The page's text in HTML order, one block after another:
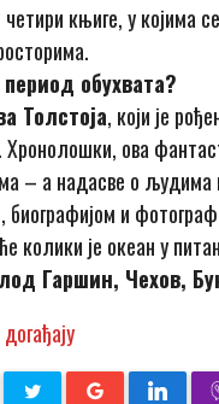
четири књиге, у којима
период обухвата?
Толстоја, који је
Хронолошки, ова
– а надасве о људима
биографијом и
колики је океан у
Гаршин, Чехов,